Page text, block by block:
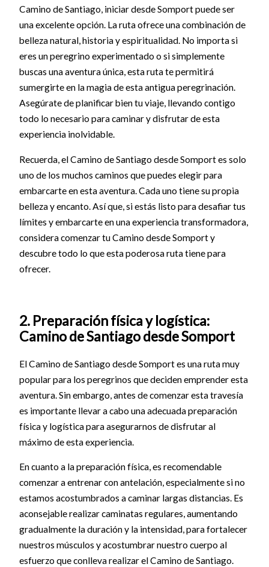
Camino de Santiago, iniciar desde Somport puede ser
una excelente opción. La ruta ofrece una combinación de
belleza natural, historia y espiritualidad. No importa si
eres un peregrino experimentado o si simplemente
buscas una aventura única, esta ruta te permitirá
sumergirte en la magia de esta antigua peregrinación.
Asegúrate de planificar bien tu viaje, llevando contigo
todo lo necesario para caminar y disfrutar de esta
experiencia inolvidable.
Recuerda, el Camino de Santiago desde Somport es solo
uno de los muchos caminos que puedes elegir para
embarcarte en esta aventura. Cada uno tiene su propia
belleza y encanto. Así que, si estás listo para desafiar tus
límites y embarcarte en una experiencia transformadora,
considera comenzar tu Camino desde Somport y
descubre todo lo que esta poderosa ruta tiene para
ofrecer.
2. Preparación física y logística:
Camino de Santiago desde Somport
El Camino de Santiago desde Somport es una ruta muy
popular para los peregrinos que deciden emprender esta
aventura. Sin embargo, antes de comenzar esta travesía
es importante llevar a cabo una adecuada preparación
física y logística para asegurarnos de disfrutar al
máximo de esta experiencia.
En cuanto a la preparación física, es recomendable
comenzar a entrenar con antelación, especialmente si no
estamos acostumbrados a caminar largas distancias. Es
aconsejable realizar caminatas regulares, aumentando
gradualmente la duración y la intensidad, para fortalecer
nuestros músculos y acostumbrar nuestro cuerpo al
esfuerzo que conlleva realizar el Camino de Santiago.